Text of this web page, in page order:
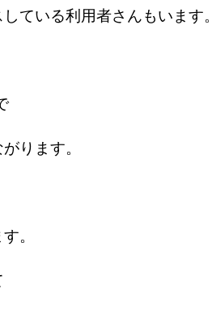
ている利用者さんもいます。
ります。
。